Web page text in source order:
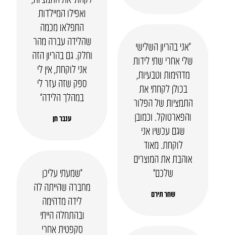
ואפילו המיילדות
התפלאו מכמה
שהלידה עברה מהר
וחלק. גם בהריון הזה
אני לוקחת, אין לי
ספק שזה עזר לי
במהלך הלידה”
ענבר חן
“אני בהריון השלישי
שלי אחרי שתי לידות
מדהימות וטבעיות,
בכולן לקחתי את
התמציות של הפלור
והפארטוקל. וכמובן
שגם עכשיו אני
לוקחת. מאוד
אוהבת את המוצרים
שלכם”
שחר תירם
“שמעתי עליכן
מחברה שהייתה לה
לידה מדהימה
ובהתחלה הייתי
סקפטית אחרי